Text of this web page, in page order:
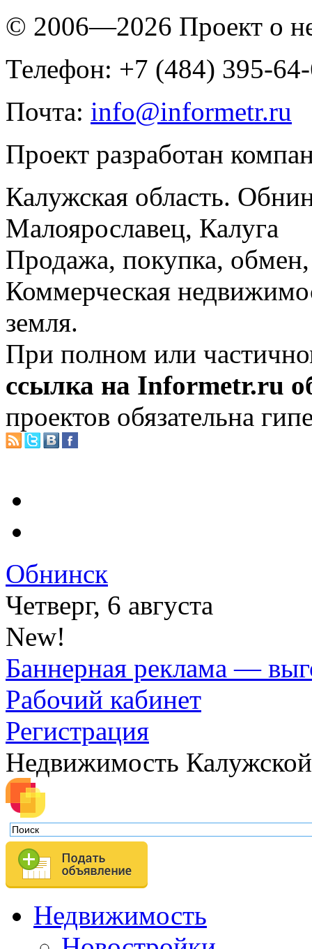
© 2006—2026 Проект о
Телефон: +7 (484) 395-
Почта: info@informetr.ru
Проект разработан
Калужская область.
Малоярославец, Калуга
Продажа, покупка, обмен,
Коммерческая
земля.
При полном или
ссылка на Informetr.ru
проектов обязательна
Обнинск
Четверг, 6 августа
New!
Баннерная реклама —
Рабочий кабинет
Регистрация
Недвижимость
Недвижимость